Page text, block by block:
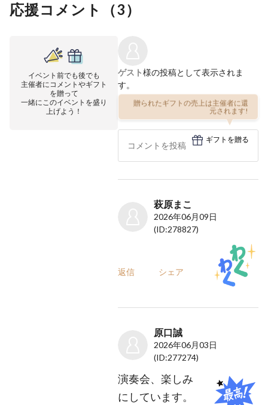
応援コメント（3）
イベント前でも後でも
主催者にコメントやギフト
を贈って
一緒にこのイベントを盛り
上げよう！
ゲスト様の投稿として表示されま
す。
贈られたギフトの売上は主催者に還
元されます!
ギフトを贈る
萩原まこ
2026年06月09日
(ID:278827)
返信 シェア
原口誠
2026年06月03日
(ID:277274)
演奏会、楽しみ
にしています。